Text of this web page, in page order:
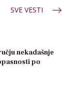
SVE VESTI
nekadašnje
po